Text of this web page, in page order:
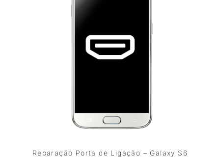
Reparação Porta de Ligação – Galaxy S6